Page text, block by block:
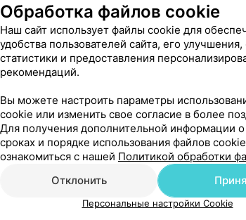
за внимание и доброжелательное
золотые руки
индивидуальностью: офтальмолог
обследование од...
Обработка файлов cookie
Наш сайт использует файлы cookie для
удобства пользователей сайта, его улучшения,
статистики и предоставления
рекомендаций.
Вы можете настроить параметры
cookie или изменить свое согласие в более
Для получения дополнительной информации о
сроках и порядке использования файлов
ознакомиться с нашей Политикой обработки
Отклонить
Персональные настройки Cookie